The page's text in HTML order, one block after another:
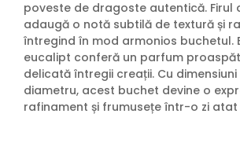
poveste de dragoste autentică. Firul
adaugă o notă subtilă de textură și
întregind în mod armonios buchetul.
eucalipt conferă un parfum
delicată întregii creații. Cu
diametru, acest buchet devine o
rafinament și frumusețe într-o zi